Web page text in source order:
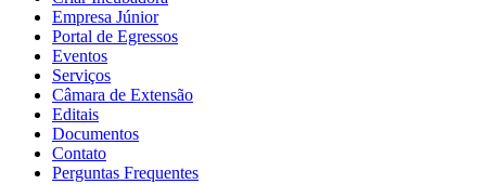
Empresa Júnior
Portal de Egressos
Eventos
Serviços
Câmara de Extensão
Editais
Documentos
Contato
Perguntas Frequentes